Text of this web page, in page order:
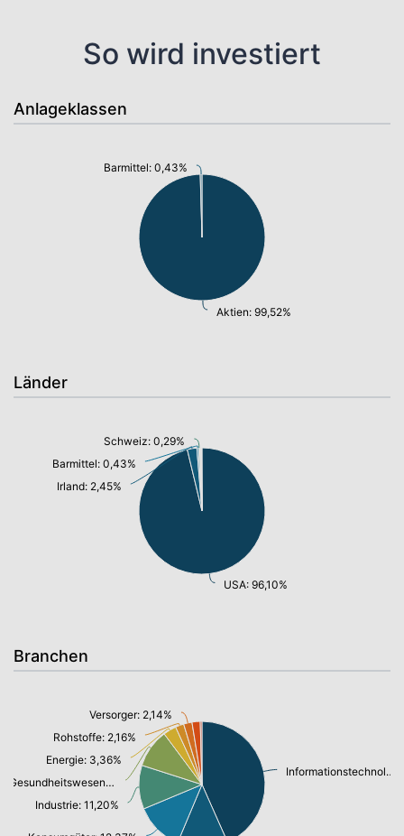
So wird investiert
Anlageklassen
Aktien: 99,52%
Barmittel: 0,43%
Länder
USA: 96,10%
Irland: 2,45%
Barmittel: 0,43%
Schweiz: 0,29%
Branchen
Informationstechnologie/ Telekommunikation: 43,33%
Industrie: 11,20%
Gesundheitswesen: 9,87%
Energie: 3,36%
Rohstoffe: 2,16%
Versorger: 2,14%